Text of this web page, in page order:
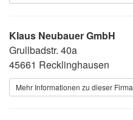
Klaus Neubauer GmbH
Grullbadstr. 40a
45661 Recklinghausen
Mehr Informationen zu dieser Firma